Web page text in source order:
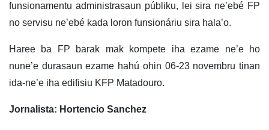
funsionamentu administrasaun públiku, lei sira ne’ebé FP
no servisu ne’ebé kada loron funsionáriu sira hala’o.
Haree ba FP barak mak kompete iha ezame ne’e ho
nune’e durasaun ezame hahú ohin 06-23 novembru tinan
ida-ne’e iha edifisiu KFP Matadouro.
Jornalista: Hortencio Sanchez